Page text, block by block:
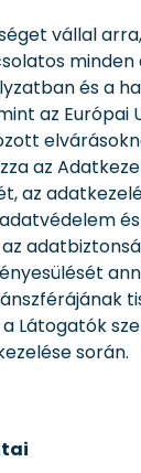
vállal
minden
és a
az Európai
az
az
Látogatók
során.